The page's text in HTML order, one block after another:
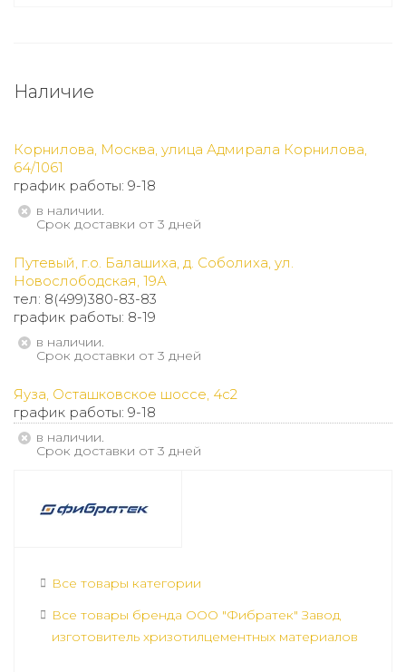
Наличие
Корнилова, Москва, улица Адмирала Корнилова,
64/1061
график работы: 9-18
В наличии.
Срок доставки от 3 дней
Путевый, г.о. Балашиха, д. Соболиха, ул.
Новослободская, 19А
тел: 8(499)380-83-83
график работы: 8-19
В наличии.
Срок доставки от 3 дней
Яуза, Осташковское шоссе, 4с2
график работы: 9-18
В наличии.
Срок доставки от 3 дней
Все товары категории
Все товары бренда ООО "Фибратек" Завод
изготовитель хризотилцементных материалов